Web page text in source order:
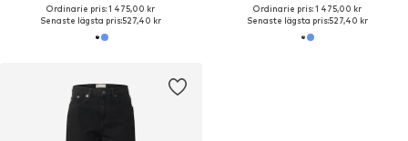
Ordinarie pris: 1 475,00 kr
Senaste lägsta pris:527,40 kr
Ordinarie pris: 1 475,00 kr
Senaste lägsta pris:527,40 kr